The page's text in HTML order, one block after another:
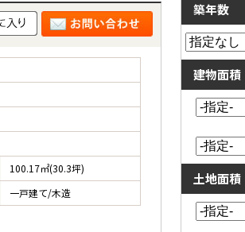
100.17㎡(30.3坪)
一戸建て/木造
築年数
建物面積
土地面積